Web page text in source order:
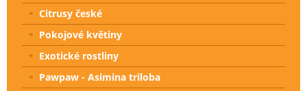
Citrusy české
Pokojové květiny
Exotické rostliny
Pawpaw - Asimina triloba